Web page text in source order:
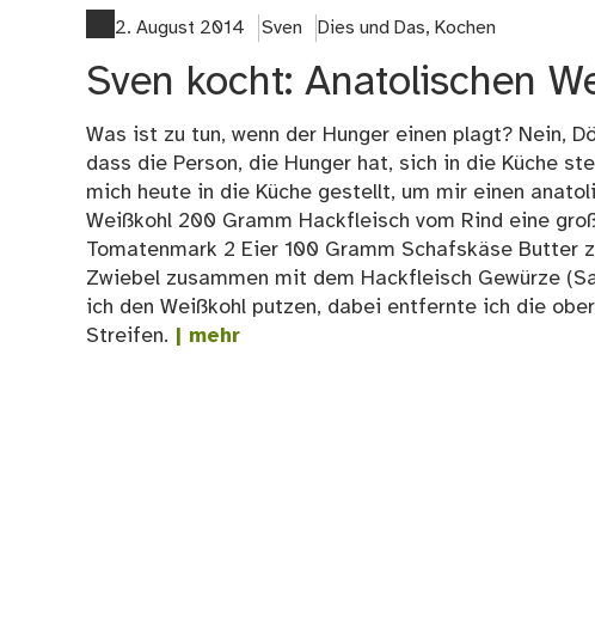
2. August 2014 Sven Dies und Das, Kochen
Sven kocht: Anatolischen
Was ist zu tun, wenn der Hunger einen plagt? Nein,
dass die Person, die Hunger hat, sich in die Küche
mich heute in die Küche gestellt, um mir einen
Weißkohl 200 Gramm Hackfleisch vom Rind eine
Tomatenmark 2 Eier 100 Gramm Schafskäse Butter
Zwiebel zusammen mit dem Hackfleisch Gewürze
ich den Weißkohl putzen, dabei entfernte ich die
Streifen. | mehr